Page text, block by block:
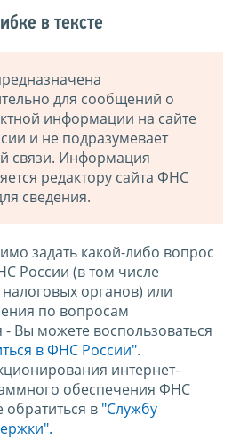
в тексте
для сообщений о
информации на сайте
и не подразумевает
связи. Информация
редактору сайта ФНС
сведения.
задать какой-либо вопрос
России (в том числе
органов) или
по вопросам
Вы можете воспользоваться
в ФНС России".
интернет-
обеспечения ФНС
в "Службу